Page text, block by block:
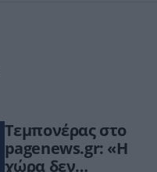
Τεμπονέρας στο
pagenews.gr: «Η
χώρα δεν